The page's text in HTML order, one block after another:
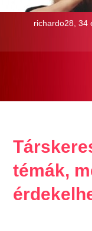
richardo28, 34
témák,